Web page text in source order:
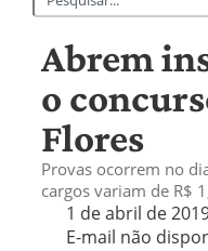
Abrem
o
Flores
Provas ocorrem no
cargos variam de R$
1 de abril de
E-mail não